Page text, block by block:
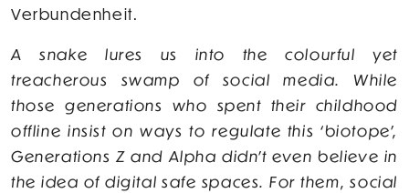
Verbundenheit.
A snake lures us into the colourful yet
treacherous swamp of social media. While
those generations who spent their childhood
offline insist on ways to regulate this ‘biotope’,
Generations Z and Alpha didn't even believe in
the idea of digital safe spaces. For them, social